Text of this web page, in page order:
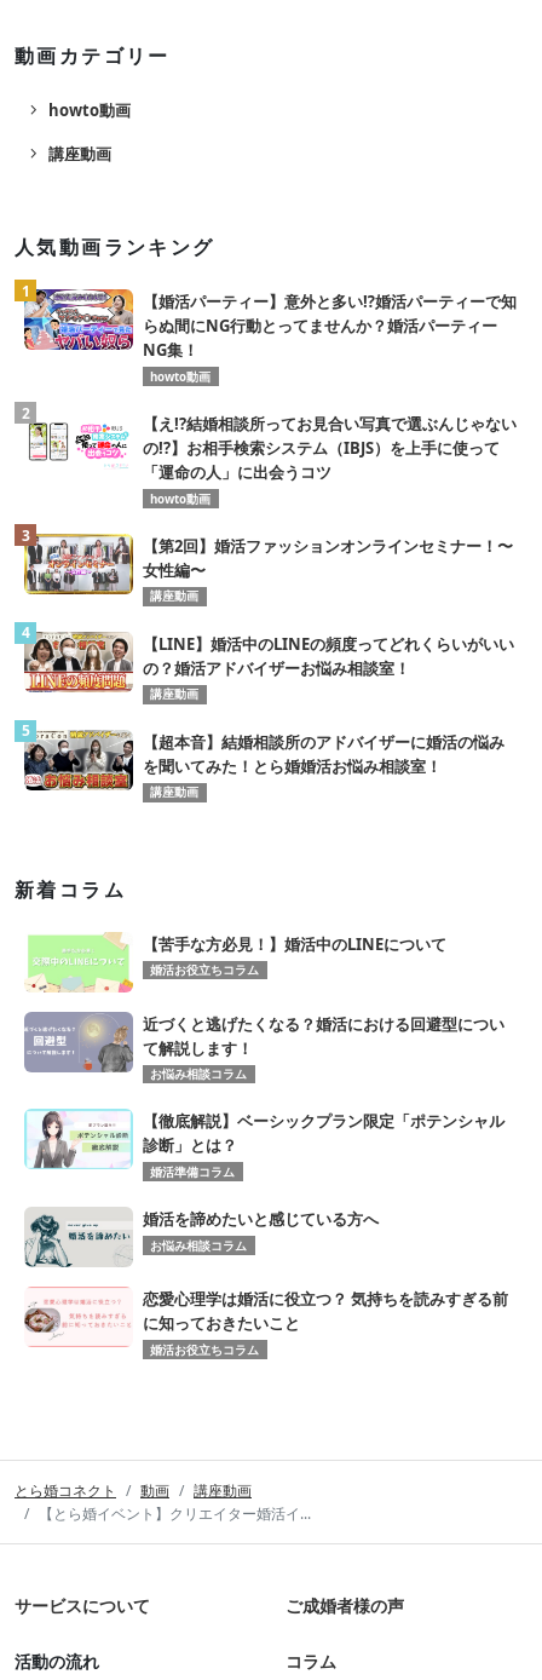
動画カテゴリー
navigate_next howto動画
navigate_next 講座動画
人気動画ランキング
1
【婚活パーティー】意外と多い⁉️婚活パーティーで知
らぬ間にNG行動とってませんか？婚活パーティー
NG集！
howto動画
2
【え!?結婚相談所ってお見合い写真で選ぶんじゃない
の!?】お相手検索システム（IBJS）を上手に使って
「運命の人」に出会うコツ
howto動画
3
【第2回】婚活ファッションオンラインセミナー！〜
女性編〜
講座動画
4
【LINE】婚活中のLINEの頻度ってどれくらいがいい
の？婚活アドバイザーお悩み相談室！
講座動画
5
【超本音】結婚相談所のアドバイザーに婚活の悩み
を聞いてみた！とら婚婚活お悩み相談室！
講座動画
新着コラム
【苦手な方必見！】婚活中のLINEについて
婚活お役立ちコラム
近づくと逃げたくなる？婚活における回避型につい
て解説します！
お悩み相談コラム
【徹底解説】ベーシックプラン限定「ポテンシャル
診断」とは？
婚活準備コラム
婚活を諦めたいと感じている方へ
お悩み相談コラム
恋愛心理学は婚活に役立つ？ 気持ちを読みすぎる前
に知っておきたいこと
婚活お役立ちコラム
とら婚コネクト 動画
講座動画
【とら婚イベント】クリエイター婚活イ...
サービスについて
活動の流れ
ご成婚者様の声
コラム